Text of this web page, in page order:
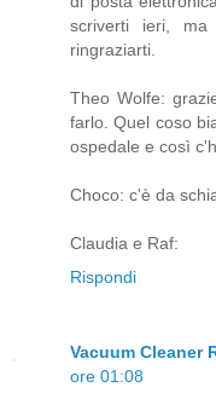
scriverti ieri,
ringraziarti.
Theo Wolfe:
farlo. Quel coso
ospedale e così
Choco: c'è da
Claudia e Raf:
Rispondi
Vacuum Cleaner
ore 01:08